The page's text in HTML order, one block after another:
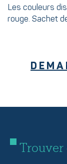
Les couleurs
rouge. Sachet